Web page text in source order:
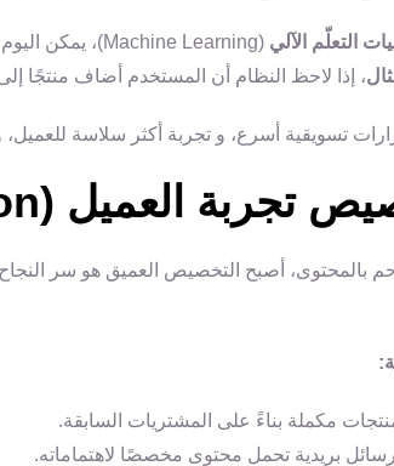
التعلّم الآلي (Machine Learning)، يمكن اليوم للذكاء الاصطناعي أن يتنبأ بالخطوات التالية لكل مستخدم.
، إذا لاحظ النظام أن المستخدم أضاف منتجًا
تسويقية أسرع، و تجربة أكثر سلاسة
بالمحتوى، أصبح التخصيص العميق هو سر
مكملة بناءً على المشتريات السابقة.
بريدية تحمل محتوى مخصصًا لاهتماماته.